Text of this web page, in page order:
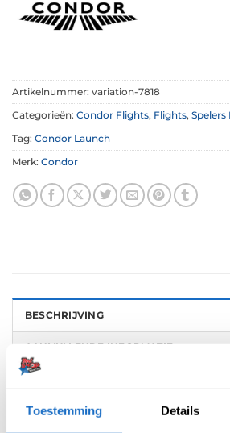
Toestemming Details
Artikelnummer: variation-7818
Categorieën: Condor Flights, Flights, Spelers
Tag: Condor Launch
Merk: Condor
BESCHRIJVING
AANVULLENDE INFORMATIE
De Condor Axe dart flights is